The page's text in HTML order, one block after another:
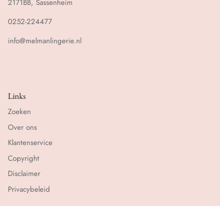
2171BB, Sassenheim
0252-224477
info@melmanlingerie.nl
Links
Zoeken
Over ons
Klantenservice
Copyright
Disclaimer
Privacybeleid